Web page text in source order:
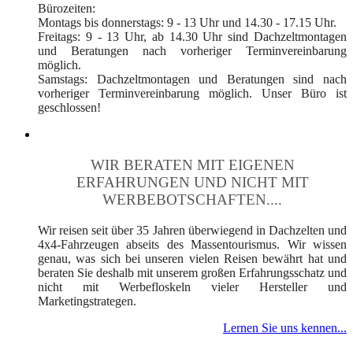
Bürozeiten:
Montags bis donnerstags: 9 - 13 Uhr und 14.30 - 17.15 Uhr.
Freitags: 9 - 13 Uhr, ab 14.30 Uhr sind Dachzeltmontagen
und Beratungen nach vorheriger Terminvereinbarung
möglich.
Samstags: Dachzeltmontagen und Beratungen sind nach
vorheriger Terminvereinbarung möglich. Unser Büro ist
geschlossen!
WIR BERATEN MIT EIGENEN
ERFAHRUNGEN UND NICHT MIT
WERBEBOTSCHAFTEN....
Wir reisen seit über 35 Jahren überwiegend in Dachzelten und
4x4-Fahrzeugen abseits des Massentourismus. Wir wissen
genau, was sich bei unseren vielen Reisen bewährt hat und
beraten Sie deshalb mit unserem großen Erfahrungsschatz und
nicht mit Werbefloskeln vieler Hersteller und
Marketingstrategen.
Lernen Sie uns kennen...